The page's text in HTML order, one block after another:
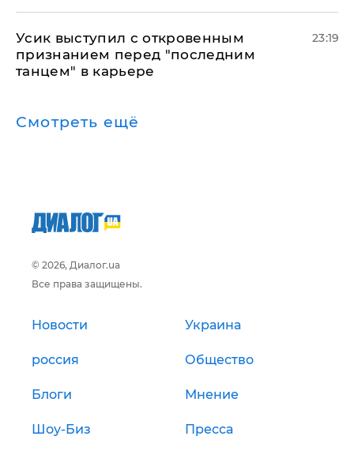
Усик выступил с откровенным
признанием перед "последним
танцем" в карьере
23:19
Смотреть ещё
© 2026, Диалог.ua
Все права защищены.
Новости Украина
россия Общество
Блоги Мнение
Шоу-Биз Пресса